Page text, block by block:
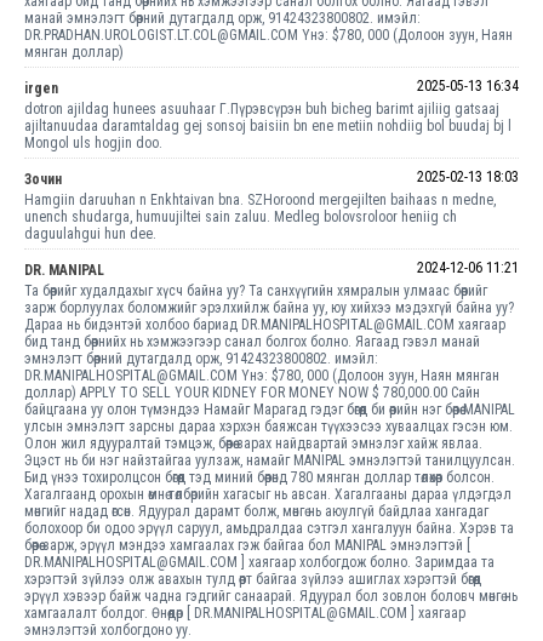
манай эмнэлэгт бөөрний дутагдалд орж, 91424323800802. имэйл:
DR.PRADHAN.UROLOGIST.LT.COL@GMAIL.COM Yнэ: $780, 000 (Долоон зуун, Наян
мянган доллар)
irgen
2025-05-13 16:34
dotron ajildag hunees asuuhaar Г.Пүрэвсүрэн buh bicheg barimt ajiliig gatsaaj
ajiltanuudaa daramtaldag gej sonsoj baisiin bn ene metiin nohdiig bol buudaj bj l
Mongol uls hogjin doo.
Зочин
2025-02-13 18:03
Hamgiin daruuhan n Enkhtaivan bna. SZHoroond mergejilten baihaas n medne,
unench shudarga, humuujiltei sain zaluu. Medleg bolovsroloor heniig ch
daguulahgui hun dee.
DR. MANIPAL
2024-12-06 11:21
Та бөөрийг худалдахыг хүсч байна уу? Та санхүүгийн хямралын улмаас бөөрийг
зарж борлуулах боломжийг эрэлхийлж байна уу, юу хийхээ мэдэхгүй байна уу?
Дараа нь бидэнтэй холбоо бариад DR.MANIPALHOSPITAL@GMAIL.COM хаягаар
бид танд бөөрнийх нь хэмжээгээр санал болгох болно. Яагаад гэвэл манай
эмнэлэгт бөөрний дутагдалд орж, 91424323800802. имэйл:
DR.MANIPALHOSPITAL@GMAIL.COM Yнэ: $780, 000 (Долоон зуун, Наян мянган
доллар) APPLY TO SELL YOUR KIDNEY FOR MONEY NOW $ 780,000.00 Сайн
байцгаана уу олон түмэндээ Намайг Марагад гэдэг бөгөөд би өөрийн нэг бөөрөө MANIPAL
улсын эмнэлэгт зарсны дараа хэрхэн баяжсан түүхээсээ хуваалцах гэсэн юм.
Олон жил ядууралтай тэмцэж, бөөрөө зарах найдвартай эмнэлэг хайж явлаа.
Эцэст нь би нэг найзтайгаа уулзаж, намайг MANIPAL эмнэлэгтэй танилцуулсан.
Бид үнээ тохиролцсон бөгөөд тэд миний бөөрөнд 780 мянган доллар төлөхөөр болсон.
Хагалгаанд орохын өмнө төлбөрийн хагасыг нь авсан. Хагалгааны дараа үлдэгдэл
мөнгийг надад өгсөн. Ядуурал дарамт болж, мөнгө нь аюулгүй байдлаа хангадаг
болохоор би одоо эрүүл саруул, амьдралдаа сэтгэл хангалуун байна. Хэрэв та
бөөрөө зарж, эрүүл мэндээ хамгаалах гэж байгаа бол MANIPAL эмнэлэгтэй [
DR.MANIPALHOSPITAL@GMAIL.COM ] хаягаар холбогдож болно. Заримдаа та
хэрэгтэй зүйлээ олж авахын тулд өөрт байгаа зүйлээ ашиглах хэрэгтэй бөгөөд
эрүүл хэвээр байж чадна гэдгийг санаарай. Ядуурал бол зовлон боловч мөнгө нь
хамгаалалт болдог. Өнөөдөр [ DR.MANIPALHOSPITAL@GMAIL.COM ] хаягаар
эмнэлэгтэй холбогдоно уу.